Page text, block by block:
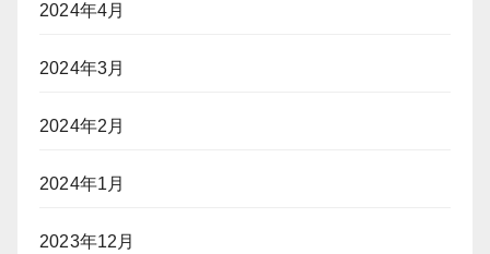
2024年4月
2024年3月
2024年2月
2024年1月
2023年12月